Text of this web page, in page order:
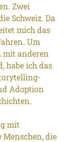
Zwei
Schweiz. Da
mich das
Um
mit anderen
habe ich das
Adoption
mit
die